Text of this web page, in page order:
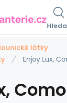
látky
Enjoy Lux,
Como